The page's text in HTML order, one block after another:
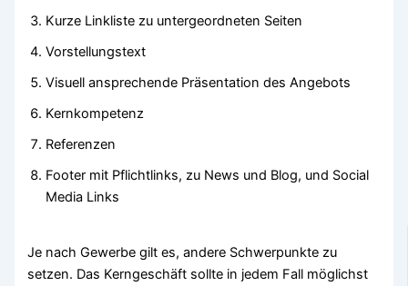
Kurze Linkliste zu untergeordneten Seiten
Vorstellungstext
Visuell ansprechende Präsentation des Angebots
Kernkompetenz
Referenzen
Footer mit Pflichtlinks, zu News und Blog, und Social
Media Links
Je nach Gewerbe gilt es, andere Schwerpunkte zu
setzen. Das Kerngeschäft sollte in jedem Fall möglichst